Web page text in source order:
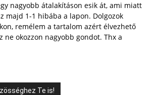
nagyobb átalakításon esik át, ami miatt
majd 1-1 hibába a lapon. Dolgozok
remélem a tartalom azért élvezhető
ne okozzon nagyobb gondot. Thx a
Te is!